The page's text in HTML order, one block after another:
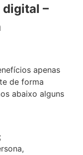
–
apenas
de forma
abaixo alguns